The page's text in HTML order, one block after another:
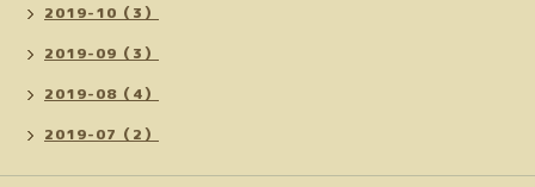
2019-10（3）
2019-09（3）
2019-08（4）
2019-07（2）